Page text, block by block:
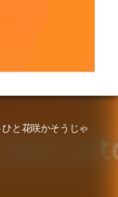
と花咲かそうじゃ